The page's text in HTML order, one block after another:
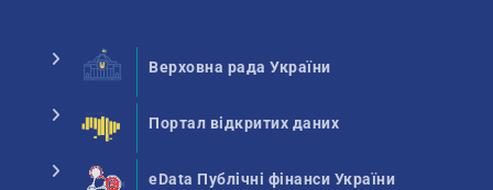
Верховна рада України
Портал відкритих даних
eData Публічні фінанси України